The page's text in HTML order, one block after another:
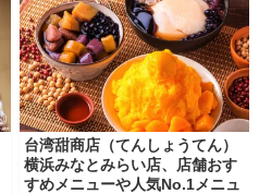
台湾甜商店（てんしょうてん）
横浜みなとみらい店、店舗おす
すめメニューや人気No.1メニュ